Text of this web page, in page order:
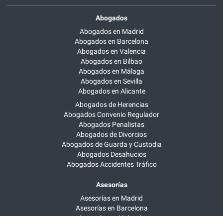
Abogados
Abogados en Madrid
Abogados en Barcelona
Abogados en Valencia
Abogados en Bilbao
Abogados en Málaga
Abogados en Sevilla
Abogados en Alicante
Abogados de Herencias
Abogados Convenio Regulador
Abogados Penalistas
Abogados de Divorcios
Abogados de Guarda y Custodia
Abogados Desahucios
Abogados Accidentes Tráfico
Asesorías
Asesorías en Madrid
Asesorías en Barcelona